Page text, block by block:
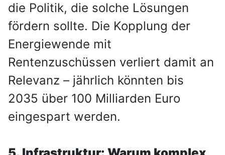
die Politik, die solche Lösungen
fördern sollte. Die Kopplung der
Energiewende mit
Rentenzuschüssen verliert damit an
Relevanz – jährlich könnten bis
2035 über 100 Milliarden Euro
eingespart werden.